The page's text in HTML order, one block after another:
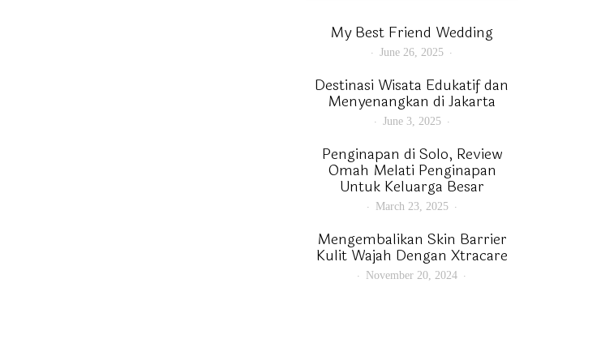
My Best Friend Wedding
June 26, 2025
Destinasi Wisata Edukatif dan
Menyenangkan di Jakarta
June 3, 2025
Penginapan di Solo, Review
Omah Melati Penginapan
Untuk Keluarga Besar
March 23, 2025
Mengembalikan Skin Barrier
Kulit Wajah Dengan Xtracare
November 20, 2024